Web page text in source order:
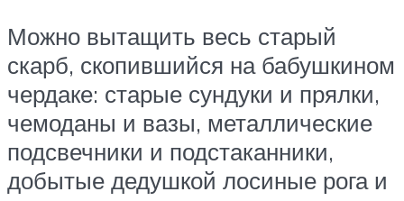
Можно вытащить весь старый
скарб, скопившийся на бабушкином
чердаке: старые сундуки и прялки,
чемоданы и вазы, металлические
подсвечники и подстаканники,
добытые дедушкой лосиные рога и